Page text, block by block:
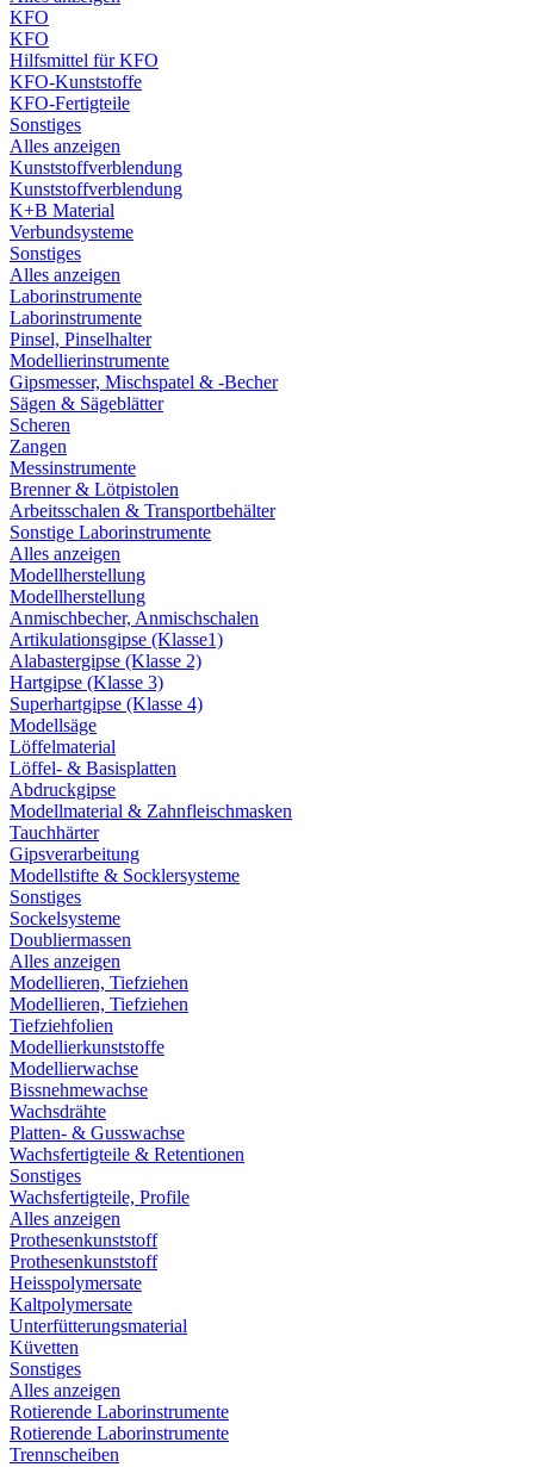
KFO
KFO
Hilfsmittel für KFO
KFO-Kunststoffe
KFO-Fertigteile
Sonstiges
Alles anzeigen
Kunststoffverblendung
Kunststoffverblendung
K+B Material
Verbundsysteme
Sonstiges
Alles anzeigen
Laborinstrumente
Laborinstrumente
Pinsel, Pinselhalter
Modellierinstrumente
Gipsmesser, Mischspatel & -Becher
Sägen & Sägeblätter
Scheren
Zangen
Messinstrumente
Brenner & Lötpistolen
Arbeitsschalen & Transportbehälter
Sonstige Laborinstrumente
Alles anzeigen
Modellherstellung
Modellherstellung
Anmischbecher, Anmischschalen
Artikulationsgipse (Klasse1)
Alabastergipse (Klasse 2)
Hartgipse (Klasse 3)
Superhartgipse (Klasse 4)
Modellsäge
Löffelmaterial
Löffel- & Basisplatten
Abdruckgipse
Modellmaterial & Zahnfleischmasken
Tauchhärter
Gipsverarbeitung
Modellstifte & Socklersysteme
Sonstiges
Sockelsysteme
Doubliermassen
Alles anzeigen
Modellieren, Tiefziehen
Modellieren, Tiefziehen
Tiefziehfolien
Modellierkunststoffe
Modellierwachse
Bissnehmewachse
Wachsdrähte
Platten- & Gusswachse
Wachsfertigteile & Retentionen
Sonstiges
Wachsfertigteile, Profile
Alles anzeigen
Prothesenkunststoff
Prothesenkunststoff
Heisspolymersate
Kaltpolymersate
Unterfütterungsmaterial
Küvetten
Sonstiges
Alles anzeigen
Rotierende Laborinstrumente
Rotierende Laborinstrumente
Trennscheiben